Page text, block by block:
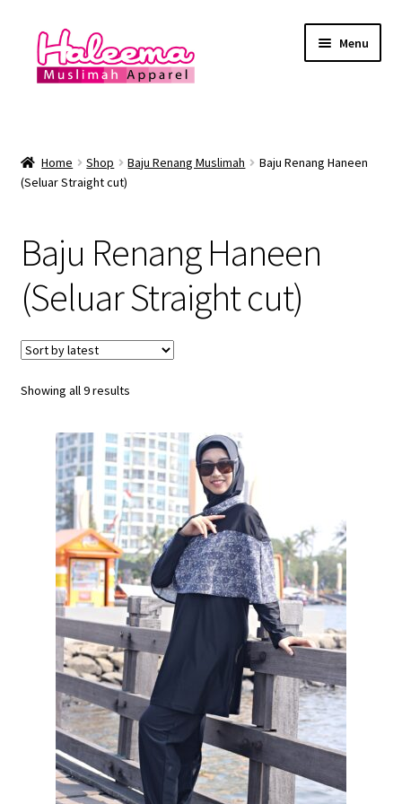
Skip
navigation
Skip
content
Menu
Lokasi Kedai
Baju Renang Muslimah
Baju Renang Asma
Baju Renang Farha
Baju Renang Ameena
Baju Renang Zulaikha
Baju Renang Adra
Baju Renang Amira
Baju Renang Aqilah
Baju Renang Athirah
Baju Renang Fatihah
Baju Renang Haneen
Baju Renang Nahla
Home Shop Baju Renang Muslimah
Baju Renang Haneen
(Seluar Straight cut)
Baju Renang Haneen
(Seluar Straight cut)
Showing all 9 results